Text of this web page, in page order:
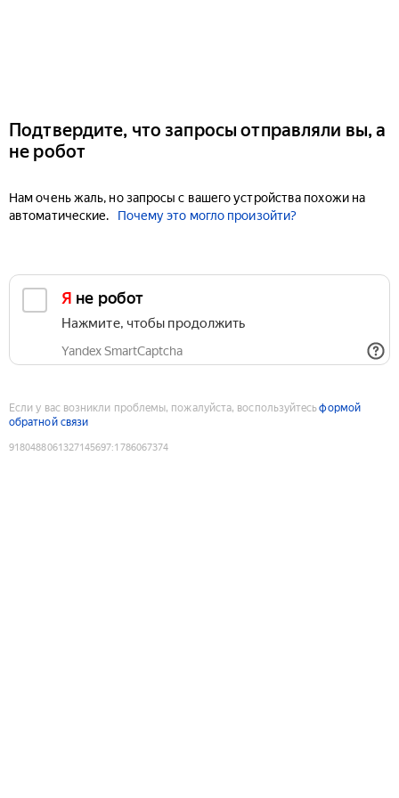
Подтвердите, что запросы отправляли вы, а
не робот
Нам очень жаль, но запросы с вашего устройства похожи на
автоматические.
Почему это могло произойти?
Я не робот
Нажмите, чтобы продолжить
Yandex SmartCaptcha
Если у вас возникли проблемы, пожалуйста, воспользуйтесьформой
обратной связи
9180488061327145697:1786067374